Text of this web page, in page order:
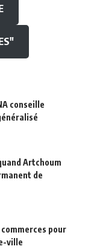
conseille
Artchoum
de
pour
ville